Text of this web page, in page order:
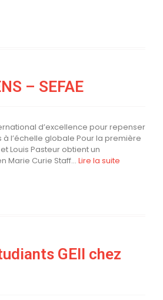
– SEFAE
d’excellence pour repenser
l’échelle globale Pour la première
Louis Pasteur obtient un
Marie Curie Staff… Lire la suite
GEII chez